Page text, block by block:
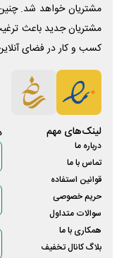
مشتریان خواهد شد.
مشتریان جدید باعث
کسب و کار در فضای
لینک‌های مهم
درباره ما
تماس با ما
قوانین استفاده
حریم خصوصی
سوالات متداول
همکاری با ما
بلاگ کانال تخفیف